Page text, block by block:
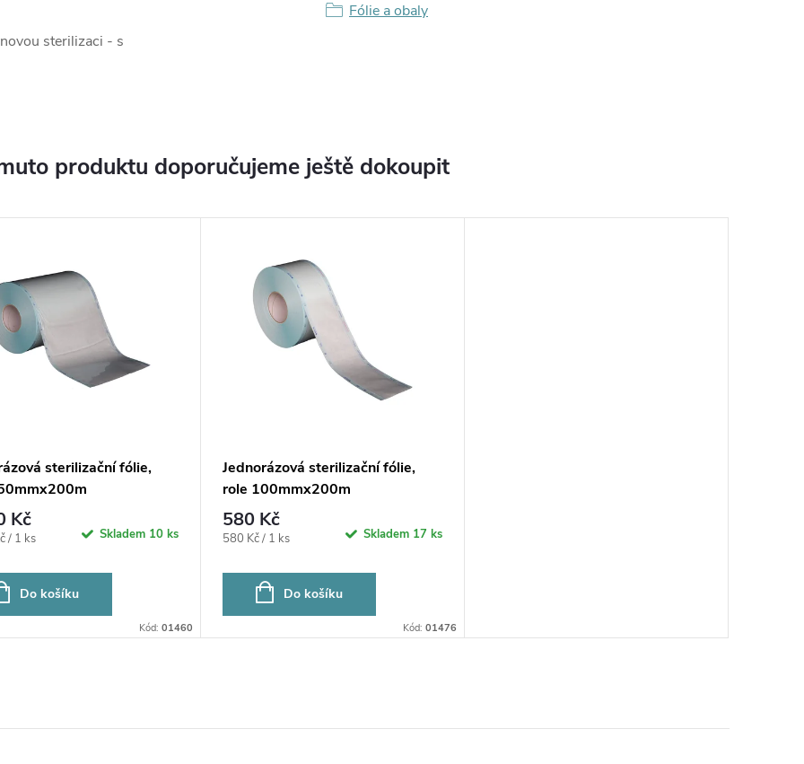
sterilizaci - s
Fólie a obaly
produktu doporučujeme ještě dokoupit
sterilizační fólie,
Kč
/ 1 ks Skladem 10 ks
Do košíku
Kód: 01460
Jednorázová sterilizační fólie,
role 100mmx200m
580 Kč
Měrná
580 Kč / 1 ks Skladem 17 ks
Do košíku
Kód: 01476